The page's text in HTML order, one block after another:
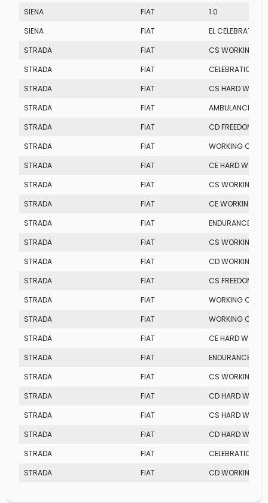
SIENA FIAT
1.0
SIENA
FIAT
EL CELEBRATION
STRADA
FIAT
CS WORKING
STRADA
FIAT
CELEBRATION CS
STRADA
FIAT
CS HARD
STRADA
FIAT
AMBULANCIA
STRADA
FIAT
CD FREEDOM
STRADA
FIAT
WORKING
STRADA
FIAT
CE HARD
STRADA
FIAT
CS WORKING
STRADA
FIAT
CE WORKING
STRADA
FIAT
ENDURANCE CD
STRADA
FIAT
CS WORKING
STRADA
FIAT
CD WORKING
STRADA
FIAT
CS FREEDOM
STRADA
FIAT
WORKING
STRADA
FIAT
WORKING
STRADA
FIAT
CE HARD
STRADA
FIAT
ENDURANCE CS
STRADA
FIAT
CS WORKING
STRADA
FIAT
CD HARD
STRADA
FIAT
CS HARD
STRADA
FIAT
CD HARD
STRADA
FIAT
CELEBRATION CE
STRADA
FIAT CD WORKING 3